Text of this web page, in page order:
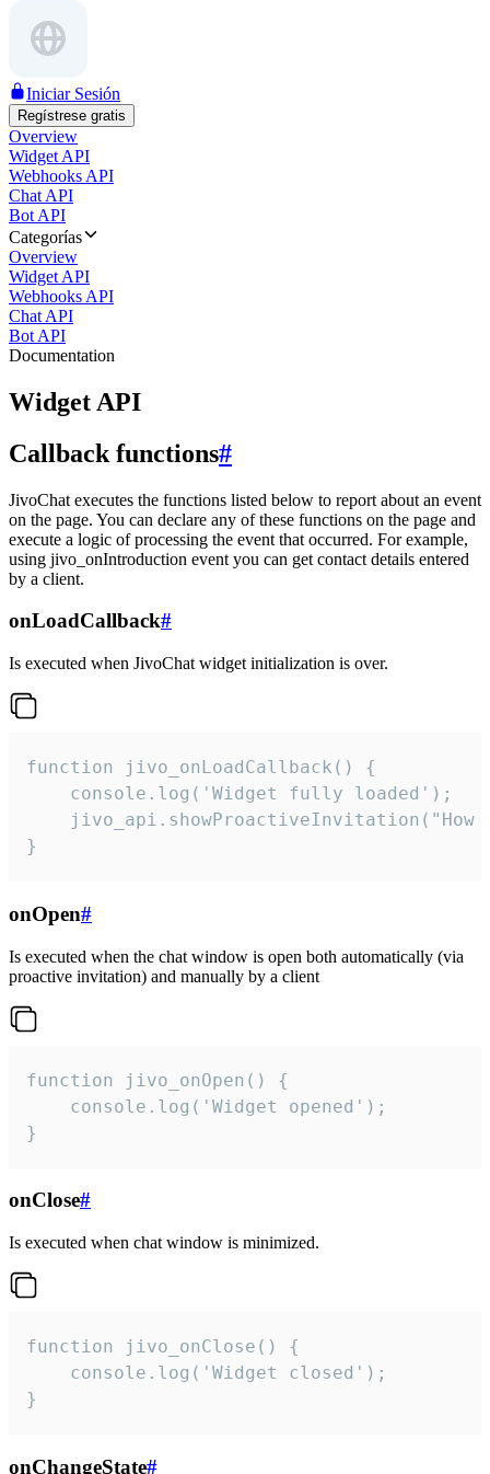
Iniciar Sesión
Regístrese gratis
Overview
Widget API
Webhooks API
Chat API
Bot API
Categorías
Overview
Widget API
Webhooks API
Chat API
Bot API
Documentation
Widget API
Callback functions#
JivoChat executes the functions listed below to report about an event
on the page. You can declare any of these functions on the page and
execute a logic of processing the event that occurred. For example,
using jivo_onIntroduction event you can get contact details entered
by a client.
onLoadCallback#
Is executed when JivoChat widget initialization is over.
function jivo_onLoadCallback() {
    console.log('Widget fully loaded');
jivo_api.showProactiveInvitation("How
}
onOpen#
Is executed when the chat window is open both automatically (via
proactive invitation) and manually by a client
function jivo_onOpen() {
    console.log('Widget opened');
}
onClose#
Is executed when chat window is minimized.
function jivo_onClose() {
    console.log('Widget closed');
}
onChangeState#